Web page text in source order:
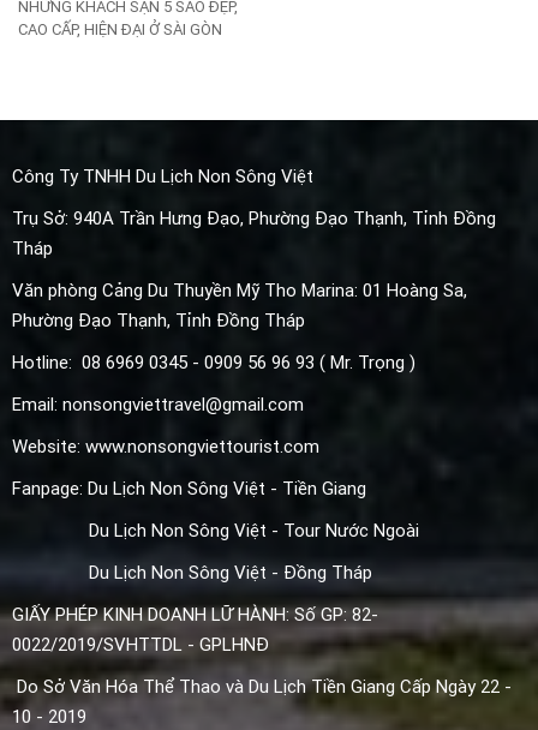
NHỮNG KHÁCH SẠN 5 SAO ĐẸP,
CAO CẤP, HIỆN ĐẠI Ở SÀI GÒN
Công Ty TNHH Du Lịch Non Sông Việt
Trụ Sở: 940A Trần Hưng Đạo, Phường Đạo Thạnh, Tỉnh Đồng
Tháp
Văn phòng Cảng Du Thuyền Mỹ Tho Marina: 01 Hoàng Sa,
Phường Đạo Thạnh, Tỉnh Đồng Tháp
Hotline: 08 6969 0345 - 0909 56 96 93 ( Mr. Trọng )
Email: nonsongviettravel@gmail.com
Website: www.nonsongviettourist.com
Fanpage: Du Lịch Non Sông Việt - Tiền Giang
Du Lịch Non Sông Việt - Tour Nước Ngoài
Du Lịch Non Sông Việt - Đồng Tháp
GIẤY PHÉP KINH DOANH LỮ HÀNH: Số GP: 82-
0022/2019/SVHTTDL - GPLHNĐ
Do Sở Văn Hóa Thể Thao và Du Lịch Tiền Giang Cấp Ngày 22 -
10 - 2019